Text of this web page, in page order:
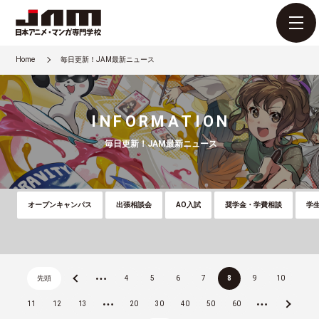
Home 毎日更新！JAM最新ニュース
INFORMATION
毎日更新！JAM最新ニュース
オープンキャンパス 出張相談会 AO入試 奨学金・学費相談 学
先頭 « ... 4 5 6 7 8 9 10
11 12 13 ... 20 30 40 50 60 ... »